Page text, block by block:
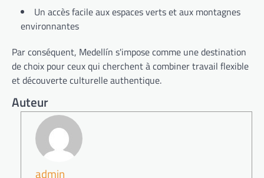
Un accès facile aux espaces verts et aux montagnes
environnantes
Par conséquent, Medellín s'impose comme une destination
de choix pour ceux qui cherchent à combiner travail flexible
et découverte culturelle authentique.
Auteur
admin